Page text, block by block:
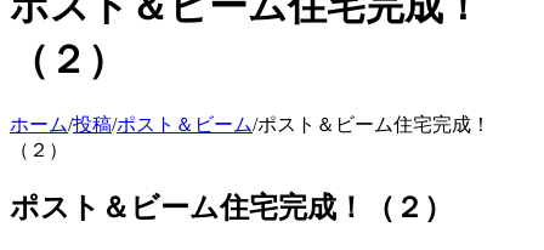
（２）
ホーム/投稿/ポスト＆ビーム/ポスト＆ビーム住宅完成！
（２）
ポスト＆ビーム住宅完成！（２）